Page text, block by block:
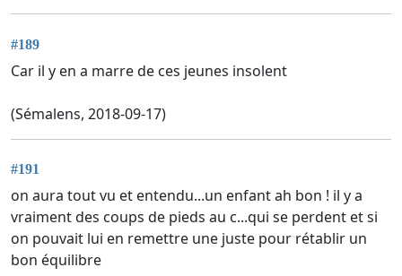
#189
Car il y en a marre de ces jeunes insolent
(Sémalens, 2018-09-17)
#191
on aura tout vu et entendu...un enfant ah bon ! il y a
vraiment des coups de pieds au c...qui se perdent et si
on pouvait lui en remettre une juste pour rétablir un
bon équilibre